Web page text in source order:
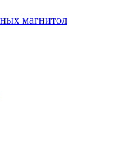
магнитол